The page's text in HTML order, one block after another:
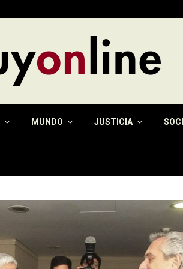
MUNDO JUSTICIA